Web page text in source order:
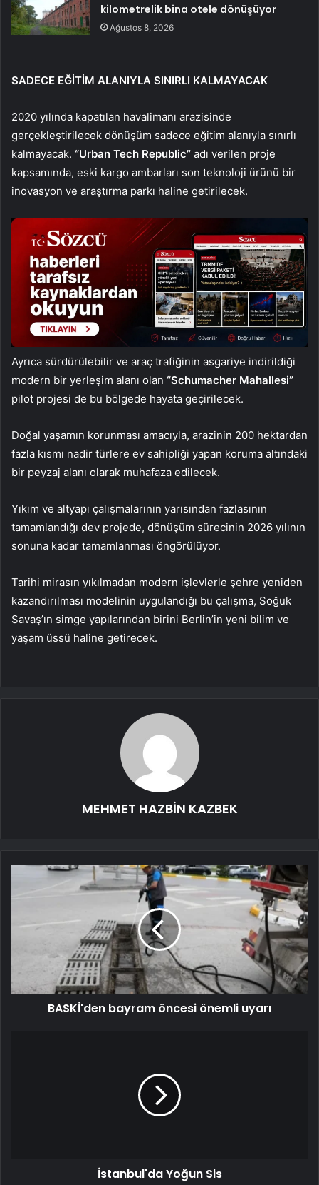
kilometrelik bina otele dönüşüyor
Ağustos 8, 2026
SADECE EĞİTİM ALANIYLA SINIRLI KALMAYACAK
2020 yılında kapatılan havalimanı arazisinde
gerçekleştirilecek dönüşüm sadece eğitim alanıyla sınırlı
kalmayacak. “Urban Tech Republic” adı verilen proje
kapsamında, eski kargo ambarları son teknoloji ürünü bir
inovasyon ve araştırma parkı haline getirilecek.
Ayrıca sürdürülebilir ve araç trafiğinin asgariye indirildiği
modern bir yerleşim alanı olan “Schumacher Mahallesi”
pilot projesi de bu bölgede hayata geçirilecek.
Doğal yaşamın korunması amacıyla, arazinin 200 hektardan
fazla kısmı nadir türlere ev sahipliği yapan koruma altındaki
bir peyzaj alanı olarak muhafaza edilecek.
Yıkım ve altyapı çalışmalarının yarısından fazlasının
tamamlandığı dev projede, dönüşüm sürecinin 2026 yılının
sonuna kadar tamamlanması öngörülüyor.
Tarihi mirasın yıkılmadan modern işlevlerle şehre yeniden
kazandırılması modelinin uygulandığı bu çalışma, Soğuk
Savaş’ın simge yapılarından birini Berlin’in yeni bilim ve
yaşam üssü haline getirecek.
MEHMET HAZBİN KAZBEK
BASKİ'den bayram öncesi önemli uyarı
İstanbul'da Yoğun Sis